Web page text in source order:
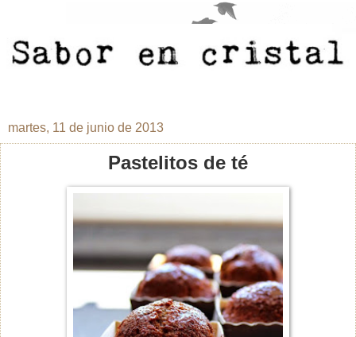
martes, 11 de junio de 2013
Pastelitos de té